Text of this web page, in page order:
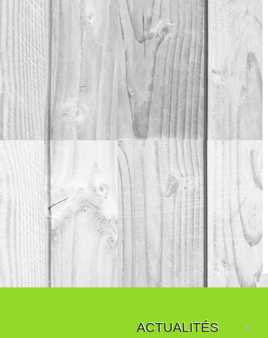
ACTUALITÉS